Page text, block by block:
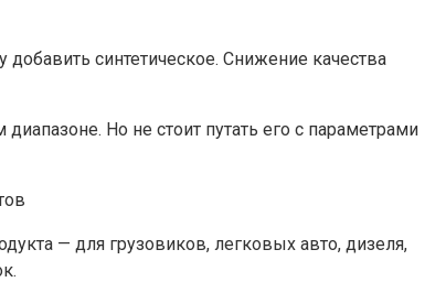
синтетическое. Снижение качества
Но не стоит путать его с параметрами
— для грузовиков, легковых авто, дизеля,